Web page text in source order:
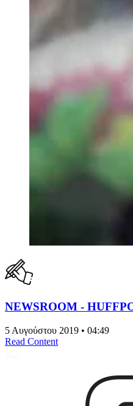
NEWSROOM -
5 Αυγούστου 2019 • 04:49
Read Content